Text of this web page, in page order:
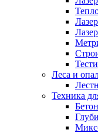
Леса и
Техника